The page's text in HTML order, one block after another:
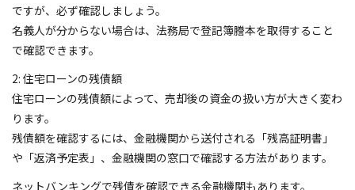
ですが、必ず確認しましょう。
名義人が分からない場合は、法務局で登記簿謄本を取得すること
で確認できます。
2: 住宅ローンの残債額
住宅ローンの残債額によって、売却後の資金の扱い方が大きく変わ
ります。
残債額を確認するには、金融機関から送付される「残高証明書」
や「返済予定表」、金融機関の窓口で確認する方法があります。
ネットバンキングで残債を確認できる金融機関もあります。